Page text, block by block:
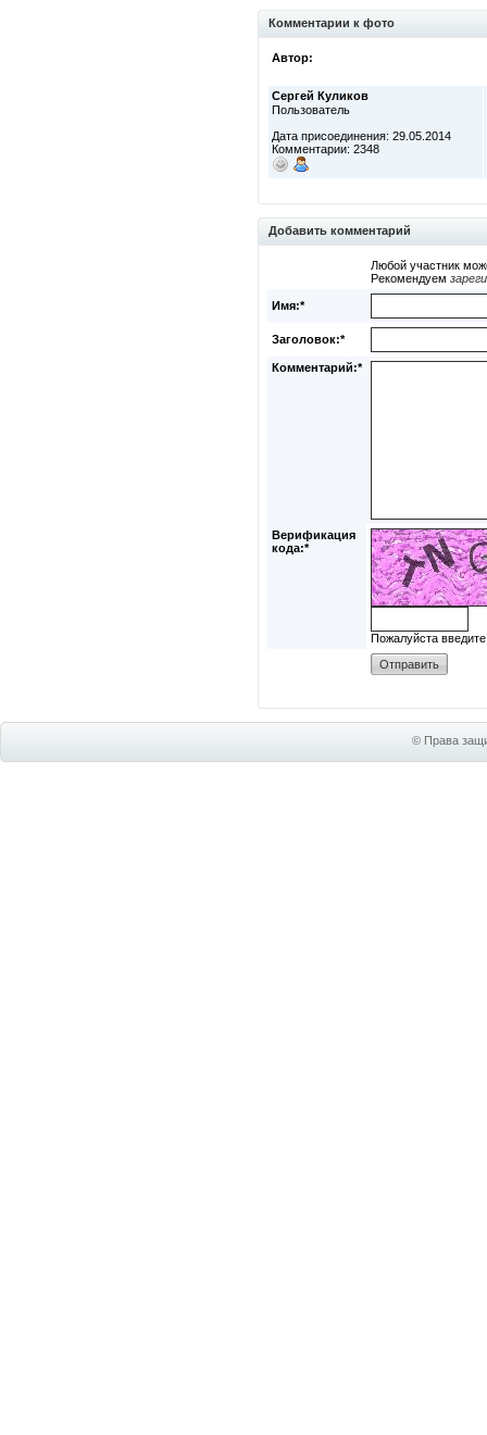
Комментарии к фото
Автор:
Сергей Куликов
Пользователь
Дата присоединения: 29.05.2014
Комментарии: 2348
Добавить комментарий
Любой участник
Рекомендуем
Имя:*
Заголовок:*
Комментарий:*
Верификация
кода:*
Пожалуйста
© Права